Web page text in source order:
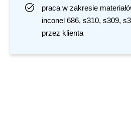
praca w zakresie
inconel 686, s310, s309,
przez klienta